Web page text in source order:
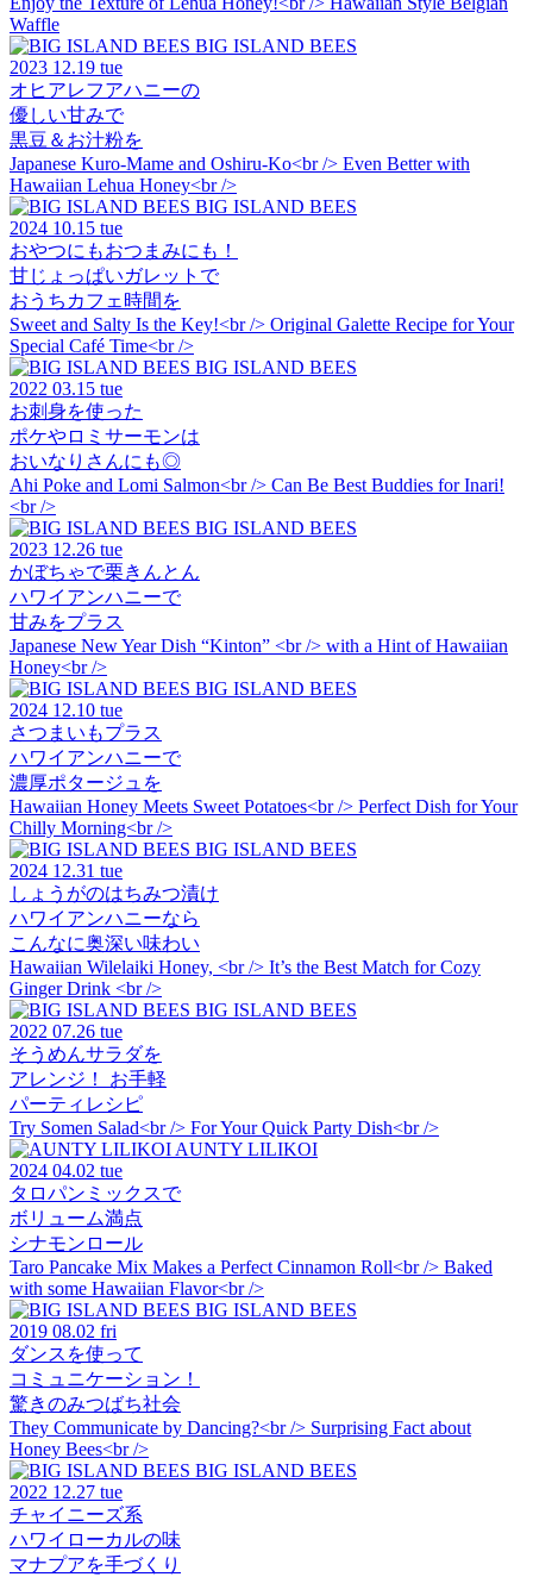
Waffle
BIG ISLAND BEES
2023 12.19 tue
オヒアレフアハニーの
優しい甘みで
黒豆＆お汁粉を
Japanese Kuro-Mame and Oshiru-Ko<br /> Even Better with
Hawaiian Lehua Honey<br />
BIG ISLAND BEES
2024 10.15 tue
おやつにもおつまみにも！
甘じょっぱいガレットで
おうちカフェ時間を
Sweet and Salty Is the Key!<br /> Original Galette Recipe for Your
Special Café Time<br />
BIG ISLAND BEES
2022 03.15 tue
お刺身を使った
ポケやロミサーモンは
おいなりさんにも◎
Ahi Poke and Lomi Salmon<br /> Can Be Best Buddies for Inari!
<br />
BIG ISLAND BEES
2023 12.26 tue
かぼちゃで栗きんとん
ハワイアンハニーで
甘みをプラス
Japanese New Year Dish “Kinton” <br /> with a Hint of Hawaiian
Honey<br />
BIG ISLAND BEES
2024 12.10 tue
さつまいもプラス
ハワイアンハニーで
濃厚ポタージュを
Hawaiian Honey Meets Sweet Potatoes<br /> Perfect Dish for Your
Chilly Morning<br />
BIG ISLAND BEES
2024 12.31 tue
しょうがのはちみつ漬け
ハワイアンハニーなら
こんなに奥深い味わい
Hawaiian Wilelaiki Honey, <br /> It’s the Best Match for Cozy
Ginger Drink <br />
BIG ISLAND BEES
2022 07.26 tue
そうめんサラダを
アレンジ！ お手軽
パーティレシピ
Try Somen Salad<br /> For Your Quick Party Dish<br />
AUNTY LILIKOI
2024 04.02 tue
タロパンミックスで
ボリューム満点
シナモンロール
Taro Pancake Mix Makes a Perfect Cinnamon Roll<br /> Baked
with some Hawaiian Flavor<br />
BIG ISLAND BEES
2019 08.02 fri
ダンスを使って
コミュニケーション！
驚きのみつばち社会
They Communicate by Dancing?<br /> Surprising Fact about
Honey Bees<br />
BIG ISLAND BEES
2022 12.27 tue
チャイニーズ系
ハワイローカルの味
マナプアを手づくり